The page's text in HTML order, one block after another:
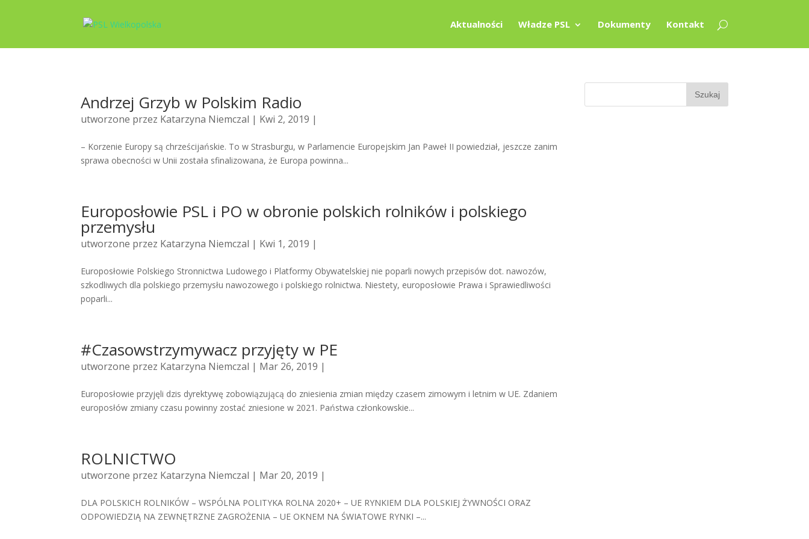
Aktualności Władze PSL Dokumenty Kontakt
Andrzej Grzyb w Polskim Radio
utworzone przez Katarzyna Niemczal | Kwi 2, 2019 |
– Korzenie Europy są chrześcijańskie. To w Strasburgu, w Parlamencie Europejskim Jan Paweł II powiedział, jeszcze zanim
sprawa obecności w Unii została sfinalizowana, że Europa powinna...
Europosłowie PSL i PO w obronie polskich rolników i polskiego
przemysłu
utworzone przez Katarzyna Niemczal | Kwi 1, 2019 |
Europosłowie Polskiego Stronnictwa Ludowego i Platformy Obywatelskiej nie poparli nowych przepisów dot. nawozów,
szkodliwych dla polskiego przemysłu nawozowego i polskiego rolnictwa. Niestety, europosłowie Prawa i Sprawiedliwości
poparli...
#Czasowstrzymywacz przyjęty w PE
utworzone przez Katarzyna Niemczal | Mar 26, 2019 |
Europosłowie przyjęli dzis dyrektywę zobowiązującą do zniesienia zmian między czasem zimowym i letnim w UE. Zdaniem
europosłów zmiany czasu powinny zostać zniesione w 2021. Państwa członkowskie...
ROLNICTWO
utworzone przez Katarzyna Niemczal | Mar 20, 2019 |
DLA POLSKICH ROLNIKÓW – WSPÓLNA POLITYKA ROLNA 2020+ – UE RYNKIEM DLA POLSKIEJ ŻYWNOŚCI ORAZ
ODPOWIEDZIĄ NA ZEWNĘTRZNE ZAGROŻENIA – UE OKNEM NA ŚWIATOWE RYNKI –...